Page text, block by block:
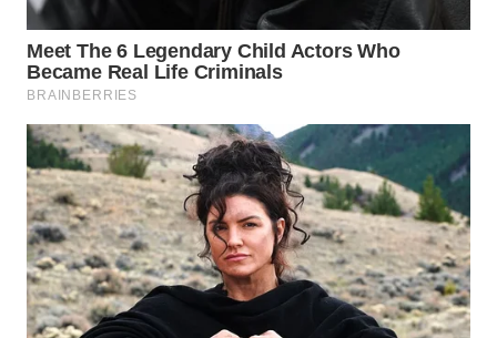
Wahana
Media
Group
WAHANA
NEWS
WAHANA
TANI
WAHANA
ADVOKAT